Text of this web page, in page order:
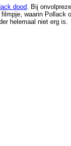
dood. Bij
waarin Pollack
helemaal niet erg is.